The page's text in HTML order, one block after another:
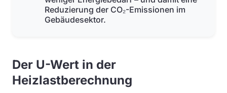
Reduzierung der CO₂-Emissionen im
Gebäudesektor.
Der U-Wert in der
Heizlastberechnung